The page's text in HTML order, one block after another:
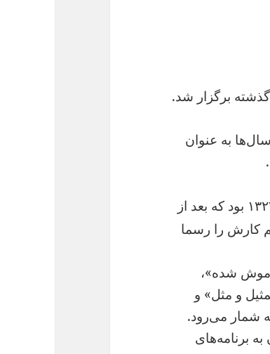
برگزار شد.
به عنوان
مرحومه بی‌نیاز متولد دوم اسفند ۱۳۲۷ بود که بعد از
کارش را رسما
شده»،
و مثل» و
شمار می‌رود.
برنامه‌های